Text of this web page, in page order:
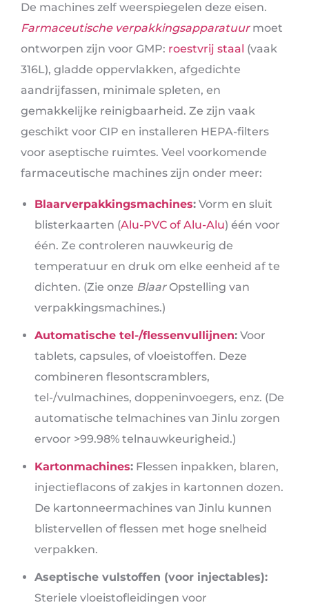
De machines zelf weerspiegelen deze eisen.
Farmaceutische verpakkingsapparatuurmoet
ontworpen zijn voor GMP: roestvrij staal (vaak
316L), gladde oppervlakken, afgedichte
aandrijfassen, minimale spleten, en
gemakkelijke reinigbaarheid. Ze zijn vaak
geschikt voor CIP en installeren HEPA-filters
voor aseptische ruimtes. Veel voorkomende
farmaceutische machines zijn onder meer:
Blaarverpakkingsmachines: Vorm en sluit
blisterkaarten (Alu-PVC of Alu-Alu) één voor
één. Ze controleren nauwkeurig de
temperatuur en druk om elke eenheid af te
dichten. (Zie onze BlaarOpstelling van
verpakkingsmachines.)
Automatische tel-/flessenvullijnen: Voor
tablets, capsules, of vloeistoffen. Deze
combineren flesontscramblers,
tel-/vulmachines, doppeninvoegers, enz. (De
automatische telmachines van Jinlu zorgen
ervoor >99.98% telnauwkeurigheid.)
Kartonmachines: Flessen inpakken, blaren,
injectieflacons of zakjes in kartonnen dozen.
De kartonneermachines van Jinlu kunnen
blistervellen of flessen met hoge snelheid
verpakken.
Aseptische vulstoffen (voor injectables):
Steriele vloeistofleidingen voor